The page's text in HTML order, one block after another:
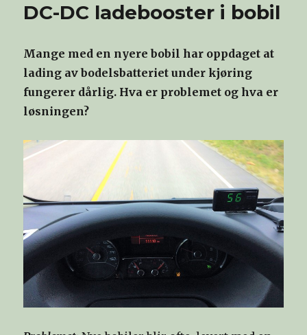
DC-DC ladebooster i bobil
Mange med en nyere bobil har oppdaget at
lading av bodelsbatteriet under kjøring
fungerer dårlig. Hva er problemet og hva er
løsningen?